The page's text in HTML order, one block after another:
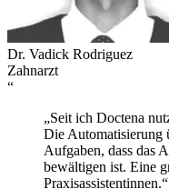
Dr. Vadick Rodriguez
Zahnarzt
“
„Seit ich Doctena
Die Automatisierung
Aufgaben, dass das
bewältigen ist. Eine
Praxisassistentinnen.“